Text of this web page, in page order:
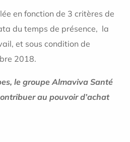
en fonction de 3 critères de
du temps de présence, la
et sous condition de
2018.
le groupe Almaviva Santé
au pouvoir d’achat